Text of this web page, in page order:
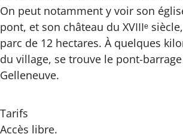
On peut notamment y voir son
pont, et son château du XVIIIᵉ
parc de 12 hectares. À quelques
du village, se trouve le pont-
Gelleneuve.
Tarifs
Accès libre.